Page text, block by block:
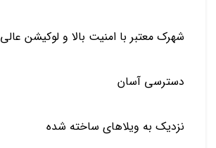
شهرک معتبر با امنیت بالا و لوکیشن عالی
دسترسی آسان
نزدیک به ویلاهای ساخته شده